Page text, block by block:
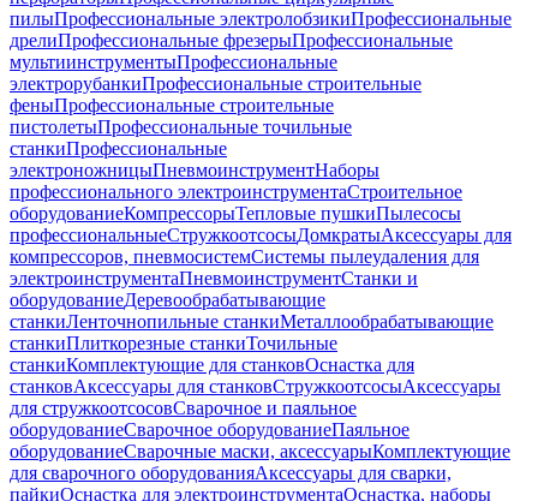
пилыПрофессиональные электролобзикиПрофессиональные
дрелиПрофессиональные фрезерыПрофессиональные
мультиинструментыПрофессиональные
электрорубанкиПрофессиональные строительные
феныПрофессиональные строительные
пистолетыПрофессиональные точильные
станкиПрофессиональные
электроножницыПневмоинструментНаборы
профессионального электроинструментаСтроительное
оборудованиеКомпрессорыТепловые пушкиПылесосы
профессиональныеСтружкоотсосыДомкратыАксессуары для
компрессоров, пневмосистемСистемы пылеудаления для
электроинструментаПневмоинструментСтанки и
оборудованиеДеревообрабатывающие
станкиЛенточнопильные станкиМеталлообрабатывающие
станкиПлиткорезные станкиТочильные
станкиКомплектующие для станковОснастка для
станковАксессуары для станковСтружкоотсосыАксессуары
для стружкоотсосовСварочное и паяльное
оборудованиеСварочное оборудованиеПаяльное
оборудованиеСварочные маски, аксессуарыКомплектующие
для сварочного оборудованияАксессуары для сварки,
пайкиОснастка для электроинструментаОснастка, наборы